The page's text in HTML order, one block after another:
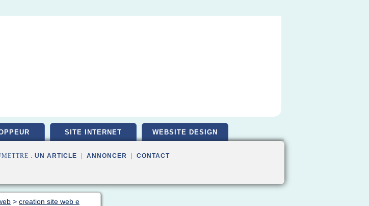
SITE INTERNET WEBSITE DESIGN
: UN ARTICLE ANNONCER CONTACT
> creation site web e